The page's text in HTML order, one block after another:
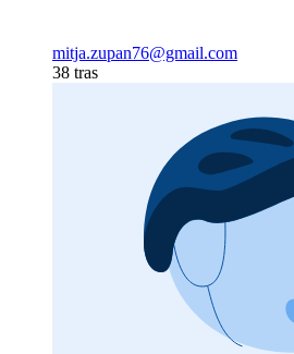
mitja.zupan76@gmail.com
38 tras